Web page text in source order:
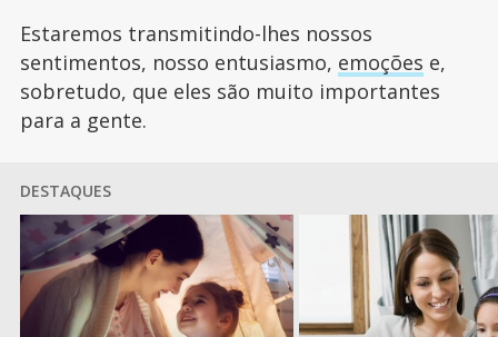
Estaremos transmitindo-lhes nossos
sentimentos, nosso entusiasmo, emoções e,
sobretudo, que eles são muito importantes
para a gente.
DESTAQUES